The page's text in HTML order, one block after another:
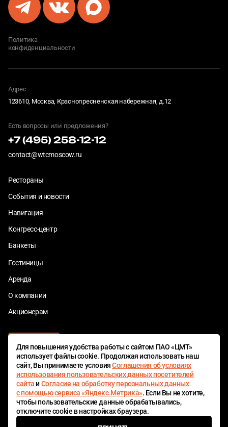
Политика
конфиденциальности
Адрес
123610, Москва, Краснопресненская набережная, д.12
Есть вопросы или предложения?
+7 (495) 258-12-12
contact@wtcmoscow.ru
Рестораны
События и новости
Навигация
Конгресс-центр
Банкеты
Гостиницы
Аренда
О компании
Акционерам
ЦМТ БОНУС
© 1980—2026 ПАО «Центр международной торговли»
Для повышения удобства работы с сайтом ПАО «ЦМТ»
использует файлы cookie. Продолжая использовать наш
сайт, Вы принимаете условияСоглашения об условиях
использования пользовательских данных посетителей
сайтаиСогласие на обработку персональных данных
с помощью сервиса «Яндекс.Метрика». Если Вы не хотите,
чтобы пользовательские данные обрабатывались,
отключите cookie в настройках браузера.